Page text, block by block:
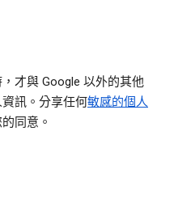
才與 Google 以外的其他
訊。分享任何敏感的個人
同意。